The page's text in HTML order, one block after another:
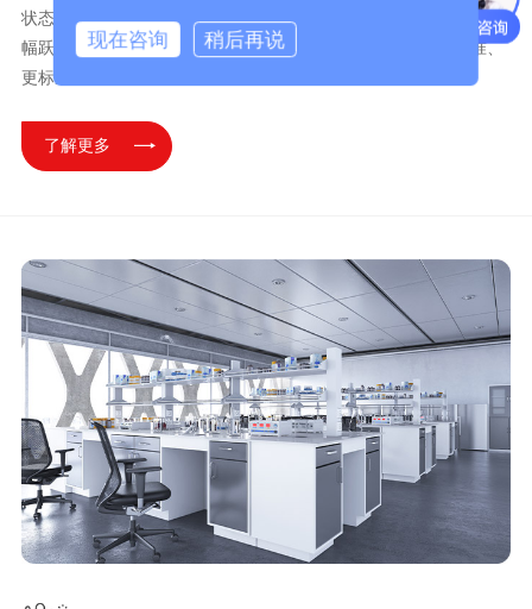
状态。在有效控制仪器故障率与重置成本的同时，助您实验效率大
幅跃升。选择二手仪器厂家规范流程，即是选择更可靠、更精准、
更标准的翻新服务，让您的投资回报获得最坚实保障。
了解更多
现在咨询 稍后再说